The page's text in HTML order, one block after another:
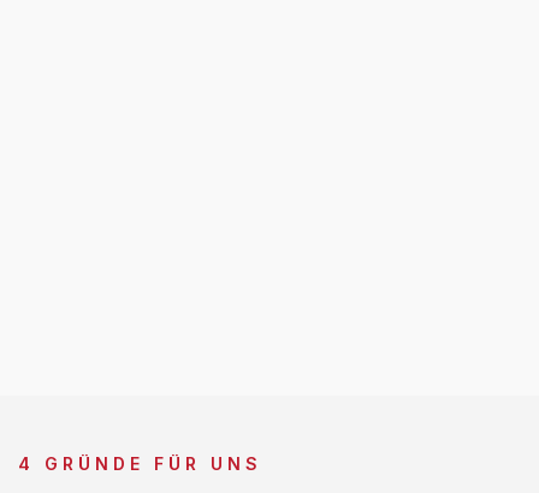
4 GRÜNDE FÜR UNS